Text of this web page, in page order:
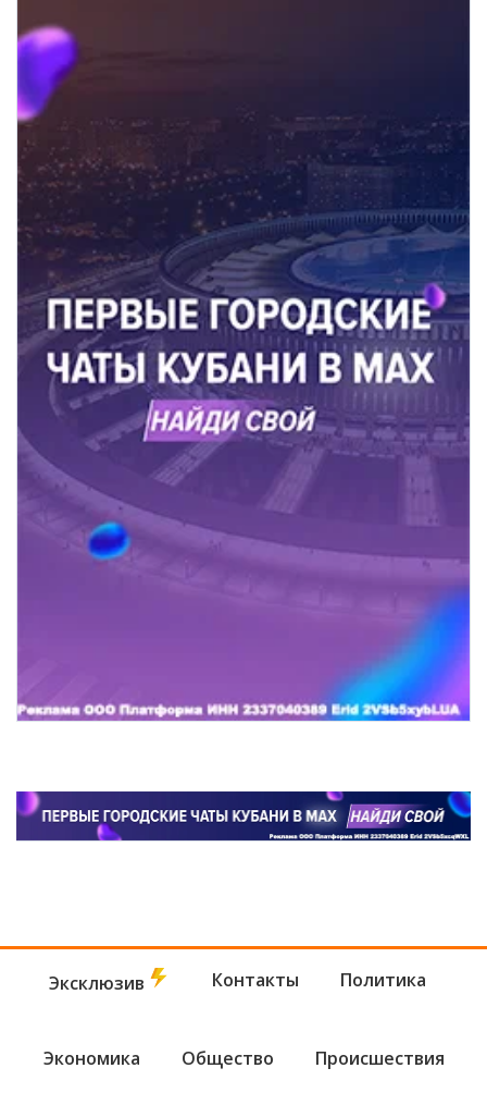
Эксклюзив Контакты Политика
Экономика Общество Происшествия